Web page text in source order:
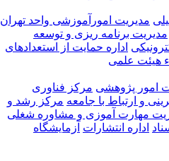
مدیریت امورآموزشی واحد تهران
برنامه ریزی و توسعه
اداره حمایت از استعدادهای
هیئت علمی
امور پژوهشی مرکز فناوری
و ارتباط با جامعه مرکز رشد و
مهارت آموزی و مشاوره شغلی
اداره انتشارات آزمایشگاه